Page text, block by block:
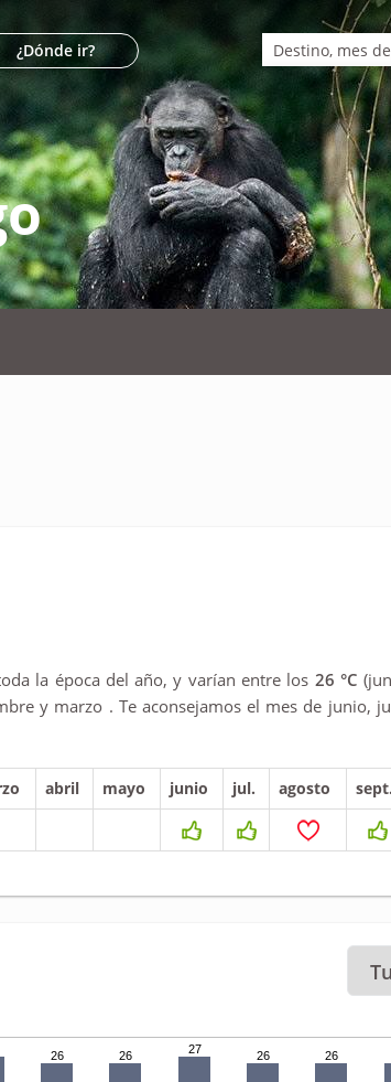
¿Dónde ir?
la época del año, y varían entre los 26 °C
y marzo . Te aconsejamos el mes de junio,
abril mayo junio jul. agosto sept.
26 26 27 26 26